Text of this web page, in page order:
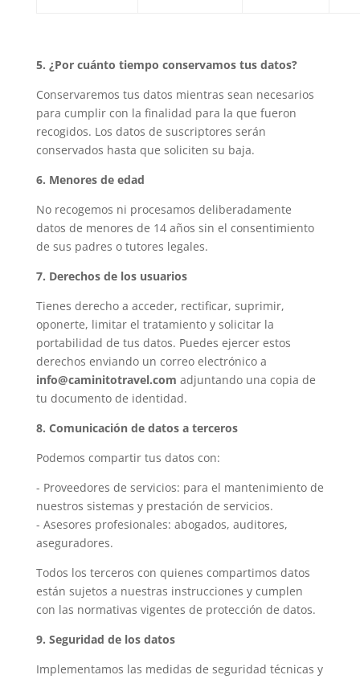
5. ¿Por cuánto tiempo conservamos tus datos?
Conservaremos tus datos mientras sean necesarios
para cumplir con la finalidad para la que fueron
recogidos. Los datos de suscriptores serán
conservados hasta que soliciten su baja.
6. Menores de edad
No recogemos ni procesamos deliberadamente
datos de menores de 14 años sin el consentimiento
de sus padres o tutores legales.
7. Derechos de los usuarios
Tienes derecho a acceder, rectificar, suprimir,
oponerte, limitar el tratamiento y solicitar la
portabilidad de tus datos. Puedes ejercer estos
derechos enviando un correo electrónico a
info@caminitotravel.com adjuntando una copia de
tu documento de identidad.
8. Comunicación de datos a terceros
Podemos compartir tus datos con:
- Proveedores de servicios: para el mantenimiento de
nuestros sistemas y prestación de servicios.
- Asesores profesionales: abogados, auditores,
aseguradores.
Todos los terceros con quienes compartimos datos
están sujetos a nuestras instrucciones y cumplen
con las normativas vigentes de protección de datos.
9. Seguridad de los datos
Implementamos las medidas de seguridad técnicas y